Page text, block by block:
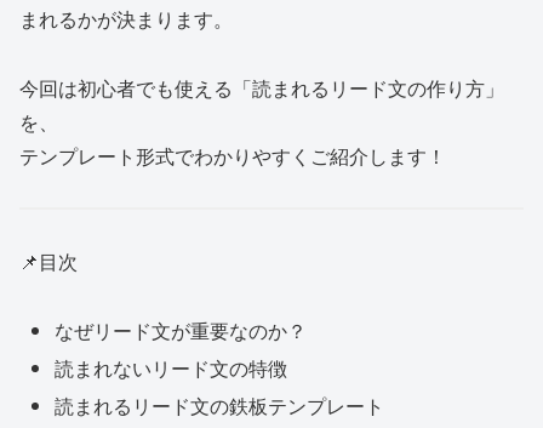
まれるかが決まります。
今回は初心者でも使える「読まれるリード文の作り方」
を、
テンプレート形式でわかりやすくご紹介します！
📌目次
なぜリード文が重要なのか？
読まれないリード文の特徴
読まれるリード文の鉄板テンプレート